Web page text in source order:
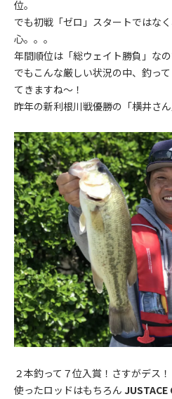
位。
でも初戦「ゼロ」スタートではな
心。。。
年間順位は「総ウェイト勝負」なの
でもこんな厳しい状況の中、釣っ
てきますね～！
昨年の新利根川戦優勝の「横井さん
２本釣って７位入賞！さすがデス！
使ったロッドはもちろん